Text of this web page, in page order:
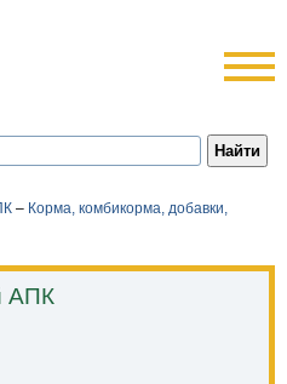
– Корма, комбикорма, добавки,
АПК